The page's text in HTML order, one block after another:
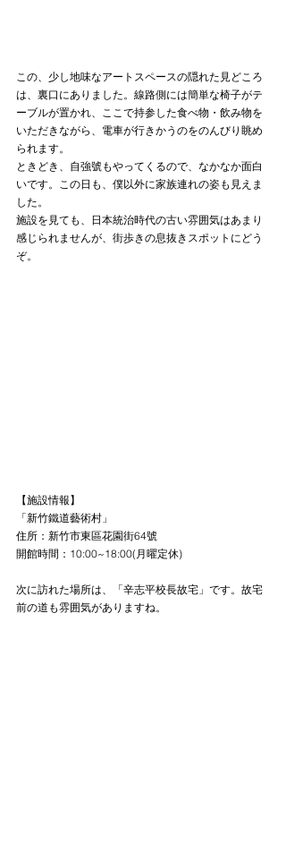
この、少し地味なアートスペースの隠れた見どころ
は、裏口にありました。線路側には簡単な椅子がテ
ーブルが置かれ、ここで持参した食べ物・飲み物を
いただきながら、電車が行きかうのをのんびり眺め
られます。
ときどき、自強號もやってくるので、なかなか面白
いです。この日も、僕以外に家族連れの姿も見えま
した。
施設を見ても、日本統治時代の古い雰囲気はあまり
感じられませんが、街歩きの息抜きスポットにどう
ぞ。
【施設情報】
「新竹鐵道藝術村」
住所：新竹市東區花園街64號
開館時間：10:00~18:00(月曜定休)
次に訪れた場所は、「辛志平校長故宅」です。故宅
前の道も雰囲気がありますね。